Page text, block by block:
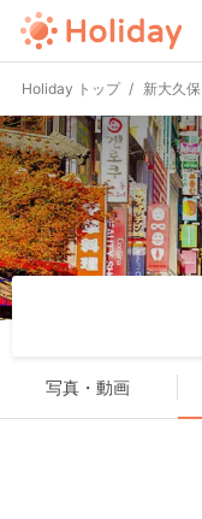
Holiday トップ 新大久保
写真・動画